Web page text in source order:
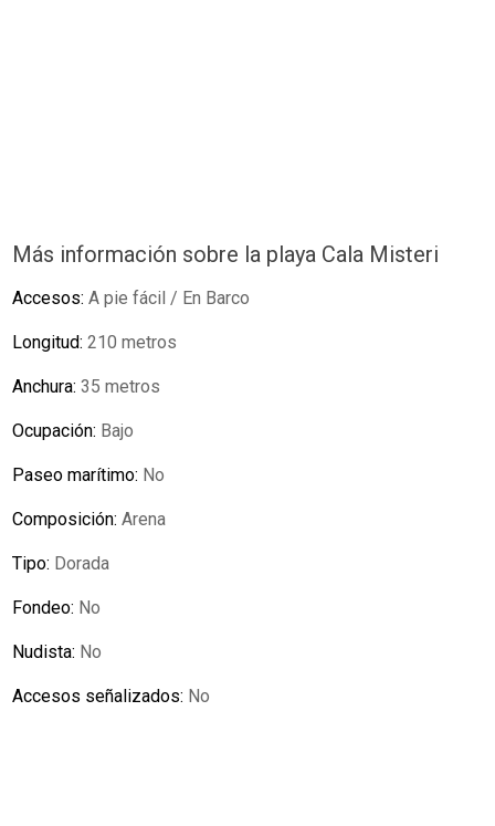
Más información sobre la playa Cala Misteri
Accesos:A pie fácil / En Barco
Longitud:210 metros
Anchura:35 metros
Ocupación: Bajo
Paseo marítimo: No
Composición:Arena
Tipo: Dorada
Fondeo: No
Nudista: No
Accesos señalizados: No